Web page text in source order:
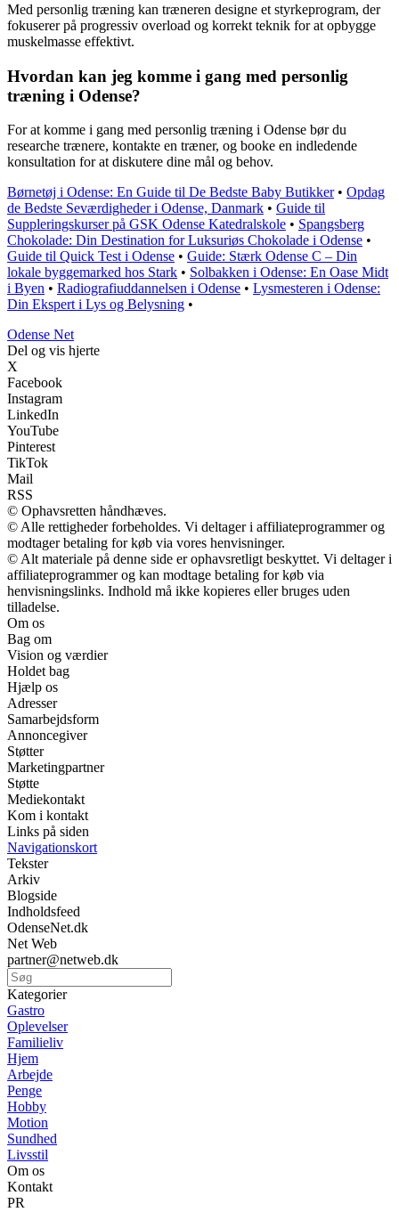
Med personlig træning kan træneren designe et styrkeprogram, der
fokuserer på progressiv overload og korrekt teknik for at opbygge
muskelmasse effektivt.
Hvordan kan jeg komme i gang med personlig
træning i Odense?
For at komme i gang med personlig træning i Odense bør du
researche trænere, kontakte en træner, og booke en indledende
konsultation for at diskutere dine mål og behov.
Børnetøj i Odense: En Guide til De Bedste Baby Butikker• Opdag
de Bedste Seværdigheder i Odense, Danmark • Guide til
Suppleringskurser på GSK Odense Katedralskole • Spangsberg
Chokolade: Din Destination for Luksuriøs Chokolade i Odense •
Guide til Quick Test i Odense • Guide: Stærk Odense C – Din
lokale byggemarked hos Stark • Solbakken i Odense: En Oase Midt
i Byen • Radiografiuddannelsen i Odense • Lysmesteren i Odense:
Din Ekspert i Lys og Belysning •
Odense Net
Del og vis hjerte
X
Facebook
Instagram
LinkedIn
YouTube
Pinterest
TikTok
Mail
RSS
© Ophavsretten håndhæves.
© Alle rettigheder forbeholdes. Vi deltager i affiliateprogrammer og
modtager betaling for køb via vores henvisninger.
© Alt materiale på denne side er ophavsretligt beskyttet. Vi deltager i
affiliateprogrammer og kan modtage betaling for køb via
henvisningslinks. Indhold må ikke kopieres eller bruges uden
tilladelse.
Om os
Bag om
Vision og værdier
Holdet bag
Hjælp os
Adresser
Samarbejdsform
Annoncegiver
Støtter
Marketingpartner
Støtte
Mediekontakt
Kom i kontakt
Links på siden
Navigationskort
Tekster
Arkiv
Blogside
Indholdsfeed
OdenseNet.dk
Net Web
partner@netweb.dk
Kategorier
Gastro
Oplevelser
Familieliv
Hjem
Arbejde
Penge
Hobby
Motion
Sundhed
Livsstil
Om os
Kontakt
PR